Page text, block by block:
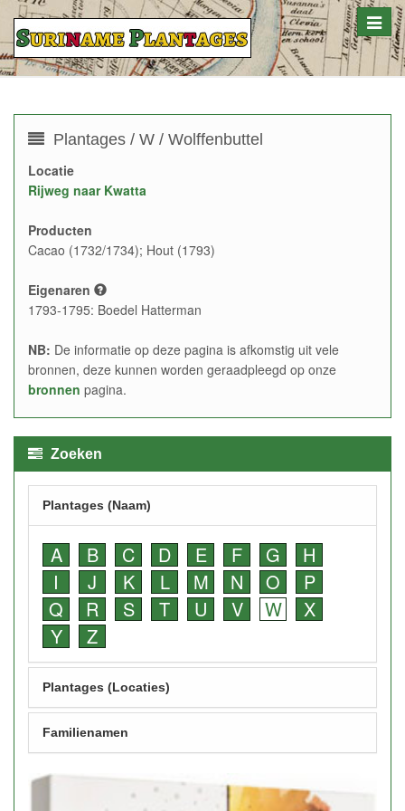
Toggle
Plantages / W / Wolffenbuttel
Locatie
Rijweg naar Kwatta
Producten
Cacao (1732/1734); Hout (1793)
Eigenaren
1793-1795: Boedel Hatterman
NB: De informatie op deze pagina is afkomstig uit vele
bronnen, deze kunnen worden geraadpleegd op onze
bronnen pagina.
Zoeken
Plantages (Naam)
A B C D E F G
H
I
J K L M N O
P
Q
R S T U V W
X
Y
Z
Plantages (Locaties)
Familienamen